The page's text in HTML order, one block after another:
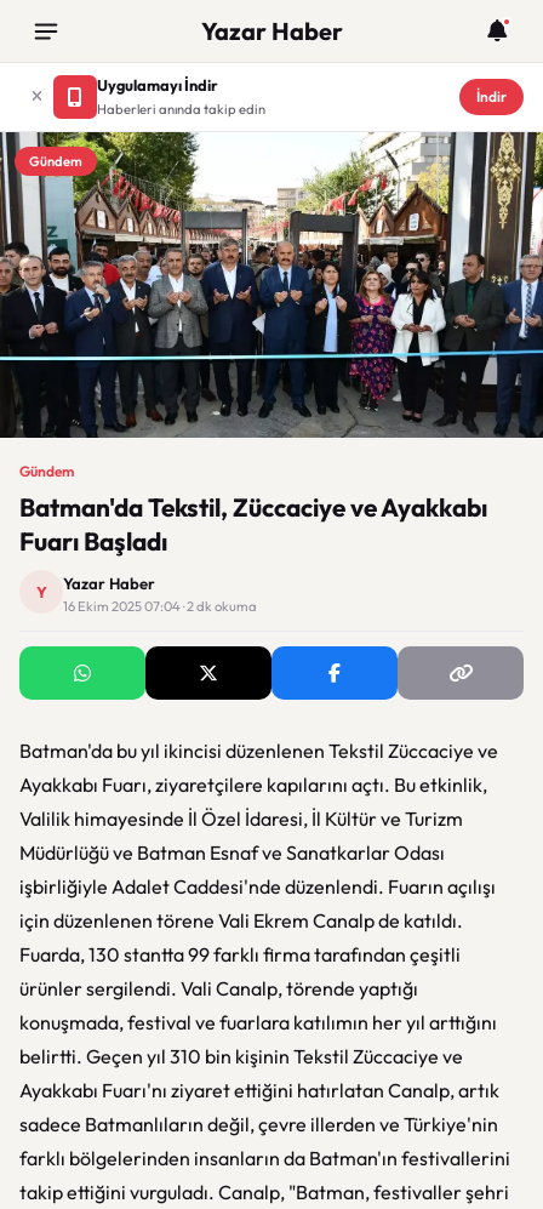
Yazar Haber
Uygulamayı İndir
Haberleri anında takip edin
İndir
Gündem
Gündem
Batman'da Tekstil, Züccaciye ve Ayakkabı
Fuarı Başladı
Y Yazar Haber
16 Ekim 2025 07:04 · 2 dk okuma
Batman'da bu yıl ikincisi düzenlenen Tekstil Züccaciye ve
Ayakkabı Fuarı, ziyaretçilere kapılarını açtı. Bu etkinlik,
Valilik himayesinde İl Özel İdaresi, İl Kültür ve Turizm
Müdürlüğü ve Batman Esnaf ve Sanatkarlar Odası
işbirliğiyle Adalet Caddesi'nde düzenlendi. Fuarın açılışı
için düzenlenen törene Vali Ekrem Canalp de katıldı.
Fuarda, 130 stantta 99 farklı firma tarafından çeşitli
ürünler sergilendi. Vali Canalp, törende yaptığı
konuşmada, festival ve fuarlara katılımın her yıl arttığını
belirtti. Geçen yıl 310 bin kişinin Tekstil Züccaciye ve
Ayakkabı Fuarı'nı ziyaret ettiğini hatırlatan Canalp, artık
sadece Batmanlıların değil, çevre illerden ve Türkiye'nin
farklı bölgelerinden insanların da Batman'ın festivallerini
takip ettiğini vurguladı. Canalp, "Batman, festivaller şehri